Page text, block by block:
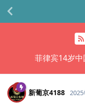
菲律宾14岁
新葡京4188